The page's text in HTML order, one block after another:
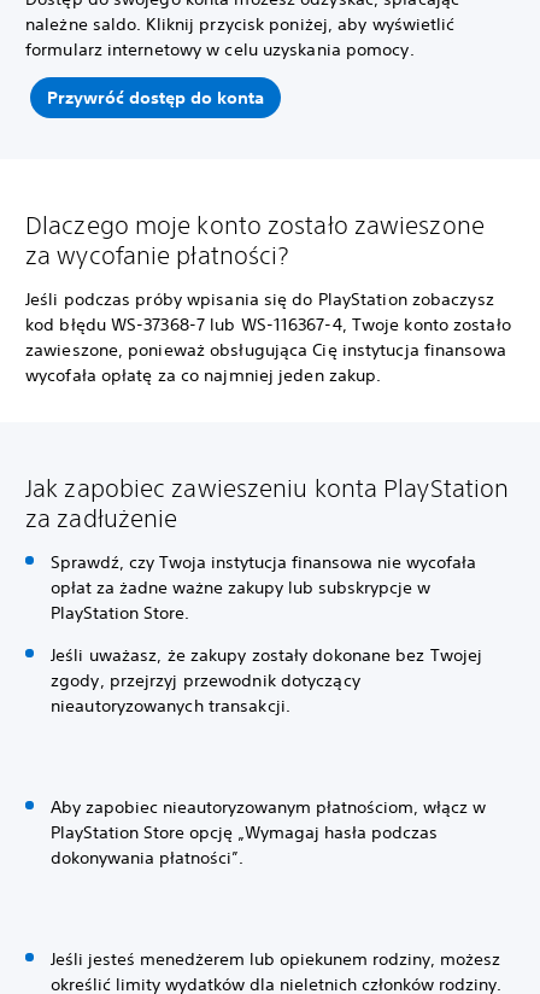
należne saldo. Kliknij przycisk poniżej, aby wyświetlić
formularz internetowy w celu uzyskania pomocy.
Przywróć dostęp do konta
Dlaczego moje konto zostało zawieszone
za wycofanie płatności?
Jeśli podczas próby wpisania się do PlayStation zobaczysz
kod błędu WS-37368-7 lub WS-116367-4, Twoje konto zostało
zawieszone, ponieważ obsługująca Cię instytucja finansowa
wycofała opłatę za co najmniej jeden zakup.
Jak zapobiec zawieszeniu konta PlayStation
za zadłużenie
Sprawdź, czy Twoja instytucja finansowa nie wycofała
opłat za żadne ważne zakupy lub subskrypcje w
PlayStation Store.
Jeśli uważasz, że zakupy zostały dokonane bez Twojej
zgody, przejrzyj przewodnik dotyczący
nieautoryzowanych transakcji.
Aby zapobiec nieautoryzowanym płatnościom, włącz w
PlayStation Store opcję „Wymagaj hasła podczas
dokonywania płatności”.
Jeśli jesteś menedżerem lub opiekunem rodziny, możesz
określić limity wydatków dla nieletnich członków rodziny.